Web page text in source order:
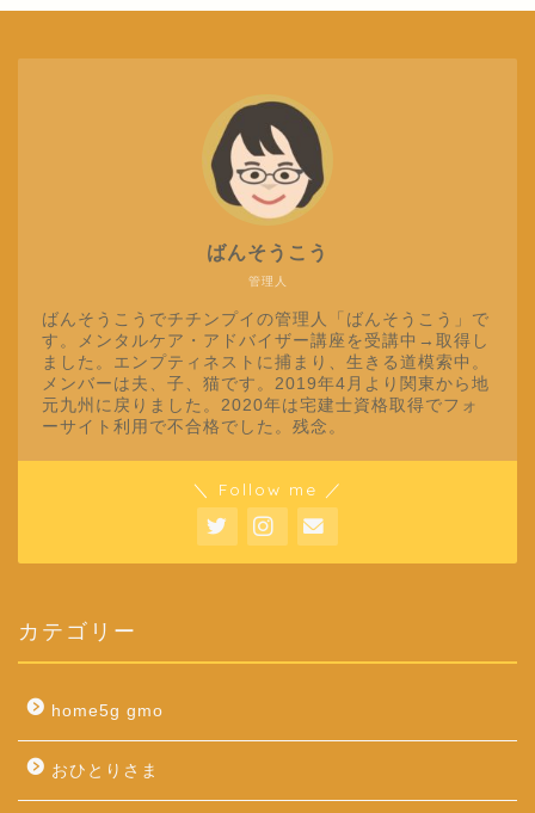
管理人
ばんそうこう
ばんそうこうでチチンプイの管理人「ばんそうこう」で
す。メンタルケア・アドバイザー講座を受講中→取得し
ました。エンプティネストに捕まり、生きる道模索中。
メンバーは夫、子、猫です。2019年4月より関東から地
元九州に戻りました。2020年は宅建士資格取得でフォ
ーサイト利用で不合格でした。残念。
＼ Follow me ／
カテゴリー
home5g gmo
おひとりさま